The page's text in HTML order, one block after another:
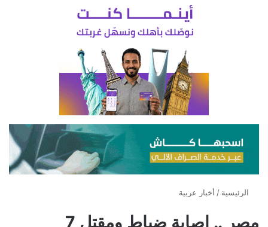
الرئيسية / أخبار عربية
مصر .. إصابة ضباط ومقتل 7